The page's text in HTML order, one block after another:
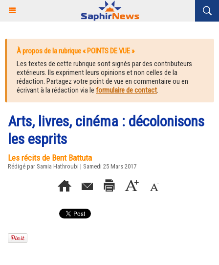
À propos de la rubrique « POINTS DE VUE »
Les textes de cette rubrique sont signés par des contributeurs
extérieurs. Ils expriment leurs opinions et non celles de la
rédaction. Partagez votre point de vue en commentaire ou en
écrivant à la rédaction via le formulaire de contact.
Arts, livres, cinéma : décolonisons
les esprits
Les récits de Bent Battuta
Rédigé par Samia Hathroubi | Samedi 25 Mars 2017